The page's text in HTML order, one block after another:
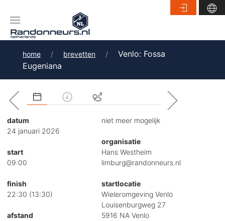
home brevetten
Venlo: Fossa
Eugeniana
datum
24 januari 2026
start
09:00
finish
22:30 (13:30)
afstand
niet meer mogelijk
organisatie
Hans Westheim
limburg@randonneurs.nl
startlocatie
Wieleromgeving Venlo
Louisenburgweg 27
5916 NA Venlo